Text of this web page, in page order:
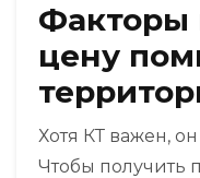
Факторы
цену
Хотя КТ важен,
Чтобы получить